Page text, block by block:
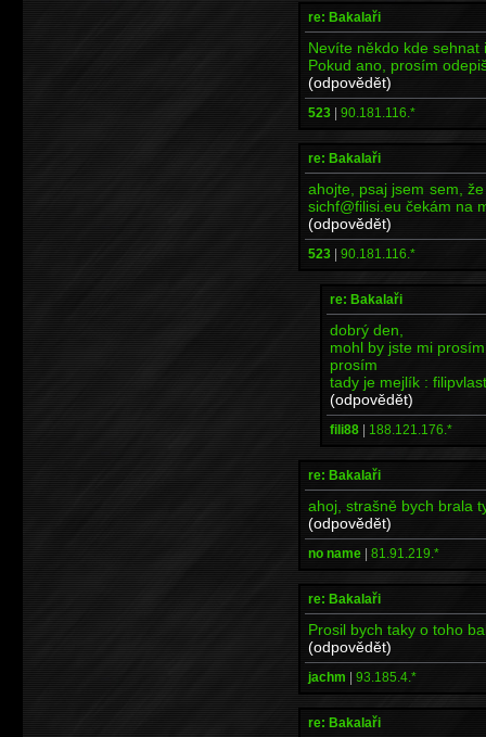
re: Bakalaři
Nevíte někdo kde
Pokud ano, prosím
(odpovědět)
523 | 90.181.116.*
re: Bakalaři
ahojte, psaj jsem sem,
sichf@filisi.eu čekám na
(odpovědět)
523 | 90.181.116.*
re: Bakalaři
dobrý den,
mohl by jste mi
prosím
tady je mejlík :
(odpovědět)
fili88 | 188.121.176.*
re: Bakalaři
ahoj, strašně bych brala
(odpovědět)
no name | 81.91.219.*
re: Bakalaři
Prosil bych taky o toho
(odpovědět)
jachm | 93.185.4.*
re: Bakalaři